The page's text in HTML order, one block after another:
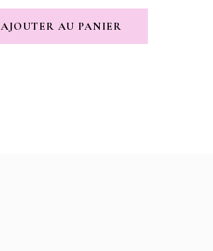
PRIX
INITIAL
PRIX
ACTUEL
AJOUTER AU PANIER